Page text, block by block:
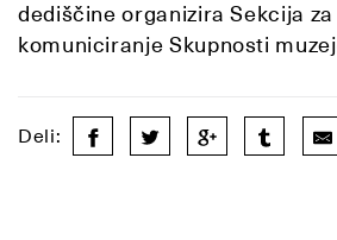
dediščine organizira Sekcija
komuniciranje Skupnosti
Deli: